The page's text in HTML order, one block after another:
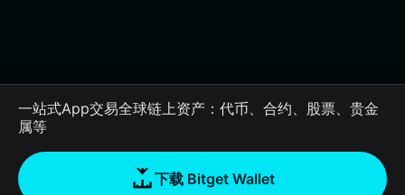
一站式App交易全球链上资产：代币、合约、股票、贵金
属等
下载 Bitget Wallet